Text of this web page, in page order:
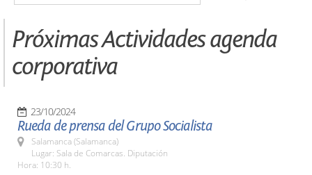
Próximas Actividades agenda
corporativa
23/10/2024
Rueda de prensa del Grupo Socialista
Salamanca (Salamanca)
Lugar: Sala de Comarcas. Diputación
Hora: 10:30 h.